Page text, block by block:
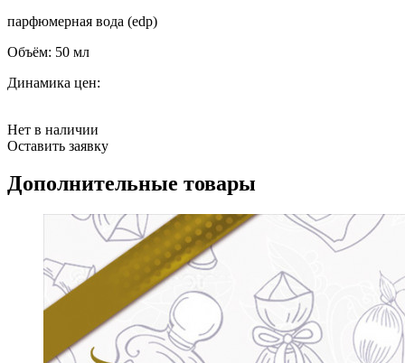
парфюмерная вода (edp)
Объём: 50 мл
Динамика цен:
Нет в наличии
Оставить заявку
Дополнительные товары